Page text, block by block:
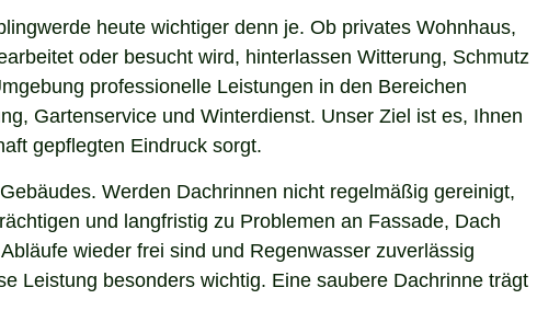
heute wichtiger denn je. Ob privates Wohnhaus,
oder besucht wird, hinterlassen Witterung, Schmutz
professionelle Leistungen in den Bereichen
Gartenservice und Winterdienst. Unser Ziel ist es, Ihnen
gepflegten Eindruck sorgt.
Werden Dachrinnen nicht regelmäßig gereinigt,
und langfristig zu Problemen an Fassade, Dach
wieder frei sind und Regenwasser zuverlässig
Leistung besonders wichtig. Eine saubere Dachrinne trägt